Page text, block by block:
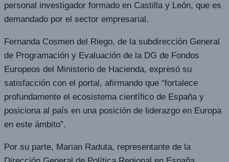
personal investigador formado en Castilla y León, que es
demandado por el sector empresarial.
Fernanda Cosmen del Riego, de la subdirección General
de Programación y Evaluación de la DG de Fondos
Europeos del Ministerio de Hacienda, expresó su
satisfacción con el portal, afirmando que “fortalece
profundamente el ecosistema científico de España y
posiciona al país en una posición de liderazgo en Europa
en este ámbito”.
Por su parte, Marian Raduta, representante de la